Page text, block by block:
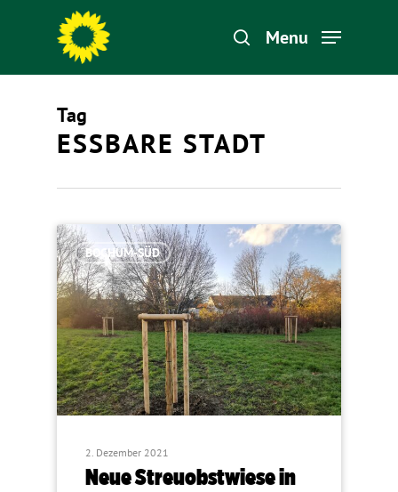
Hit enter to search or ESC to close
Menu
Tag
ESSBARE STADT
BOCHUM-SÜD
2. Dezember 2021
Neue Streuobstwiese in